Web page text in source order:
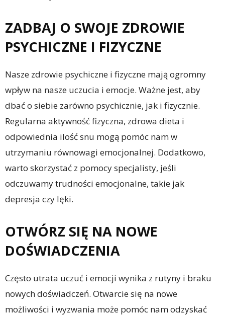
ZADBAJ O SWOJE ZDROWIE
PSYCHICZNE I FIZYCZNE
Nasze zdrowie psychiczne i fizyczne mają ogromny
wpływ na nasze uczucia i emocje. Ważne jest, aby
dbać o siebie zarówno psychicznie, jak i fizycznie.
Regularna aktywność fizyczna, zdrowa dieta i
odpowiednia ilość snu mogą pomóc nam w
utrzymaniu równowagi emocjonalnej. Dodatkowo,
warto skorzystać z pomocy specjalisty, jeśli
odczuwamy trudności emocjonalne, takie jak
depresja czy lęki.
OTWÓRZ SIĘ NA NOWE
DOŚWIADCZENIA
Często utrata uczuć i emocji wynika z rutyny i braku
nowych doświadczeń. Otwarcie się na nowe
możliwości i wyzwania może pomóc nam odzyskać